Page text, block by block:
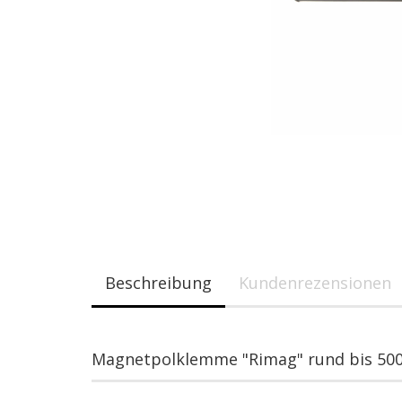
Beschreibung Kundenrezensionen
Magnetpolklemme "Rimag" rund bis